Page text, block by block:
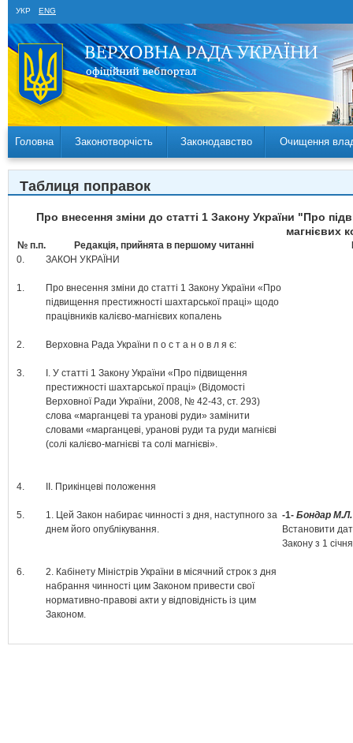
УКР ENG
Головна Законотворчість Законодавство Очищення
Таблиця поправок
Про внесення зміни до статті 1 Закону України "Про
магнієвих
№ п.п. Редакція, прийнята в першому читанні
0.
ЗАКОН УКРАЇНИ
1.
Про внесення зміни до статті 1 Закону України «Про
підвищення престижності шахтарської праці» щодо
працівників калієво-магнієвих копалень
2. Верховна Рада України п о с т а н о в л я є:
3.
І. У статті 1 Закону України «Про підвищення
престижності шахтарської праці» (Відомості
Верховної Ради України, 2008, № 42-43, ст. 293)
слова «марганцеві та уранові руди» замінити
словами «марганцеві, уранові руди та руди магнієві
(солі калієво-магнієві та солі магнієві».
4. ІІ. Прикінцеві положення
5.
1. Цей Закон набирає чинності з дня, наступного за
днем його опублікування.
-1- Бондар М.Л.
Встановити
Закону з 1
6.
2. Кабінету Міністрів України в місячний строк з дня
набрання чинності цим Законом привести свої
нормативно-правові акти у відповідність із цим
Законом.